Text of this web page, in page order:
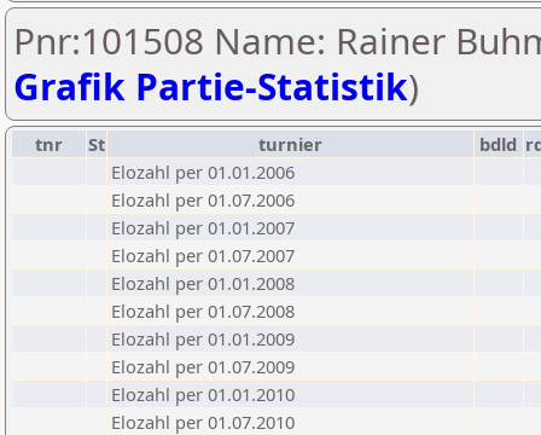
Pnr:101508 Name: Rainer
Grafik Partie-Statistik)
tnr St turnier bdld
Elozahl per 01.01.2006
Elozahl per 01.07.2006
Elozahl per 01.01.2007
Elozahl per 01.07.2007
Elozahl per 01.01.2008
Elozahl per 01.07.2008
Elozahl per 01.01.2009
Elozahl per 01.07.2009
Elozahl per 01.01.2010
Elozahl per 01.07.2010